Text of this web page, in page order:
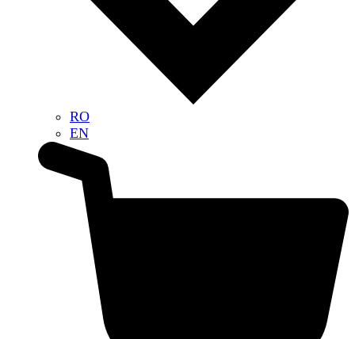
RO
EN